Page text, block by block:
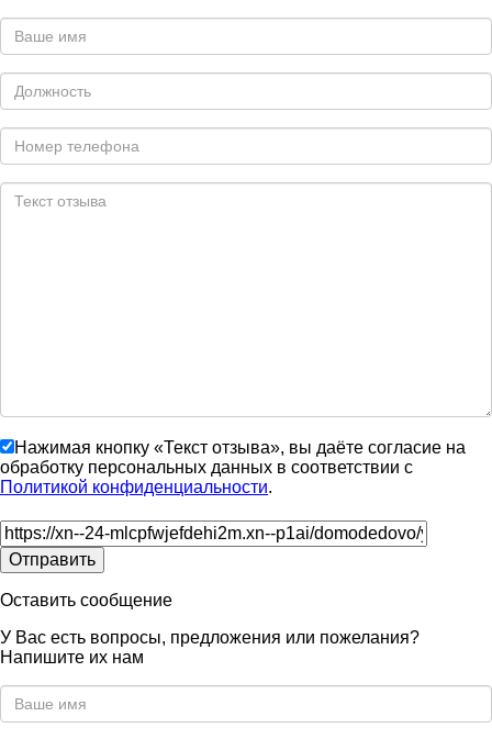
Нажимая кнопку «Текст отзыва», вы даёте согласие на
обработку персональных данных в соответствии с
Политикой конфиденциальности.
Оставить сообщение
У Вас есть вопросы, предложения или пожелания?
Напишите их нам